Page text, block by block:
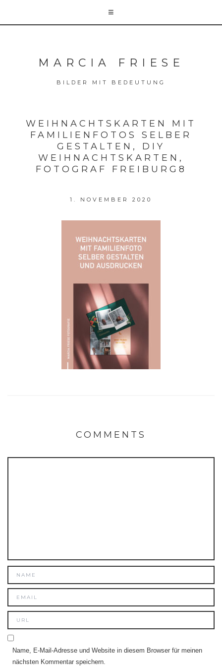
MARCIA FRIESE
BILDER MIT BEDEUTUNG
WEIHNACHTSKARTEN MIT
FAMILIENFOTOS SELBER
GESTALTEN, DIY
WEIHNACHTSKARTEN,
FOTOGRAF FREIBURG8
1. NOVEMBER 2020
COMMENTS
Name, E-Mail-Adresse und Website in diesem Browser für meinen
nächsten Kommentar speichern.